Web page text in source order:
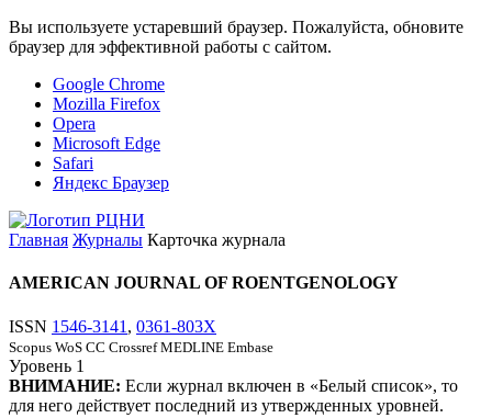
Вы используете устаревший браузер. Пожалуйста, обновите
браузер для эффективной работы с сайтом.
Google Chrome
Mozilla Firefox
Opera
Microsoft Edge
Safari
Яндекс Браузер
Главная Журналы Карточка журнала
AMERICAN JOURNAL OF ROENTGENOLOGY
ISSN 1546-3141 , 0361-803X
Scopus WoS CC Crossref MEDLINE Embase
Уровень 1
ВНИМАНИЕ: Если журнал включен в «Белый список», то
для него действует последний из утвержденных уровней.